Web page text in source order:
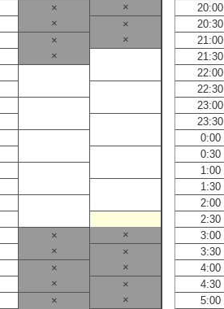
×
×
×
×
×
×
×
×
×
×
×
×
×
×
×
×
×
20:00
20:30
21:00
21:30
22:00
22:30
23:00
23:30
0:00
0:30
1:00
1:30
2:00
2:30
3:00
3:30
4:00
4:30
5:00